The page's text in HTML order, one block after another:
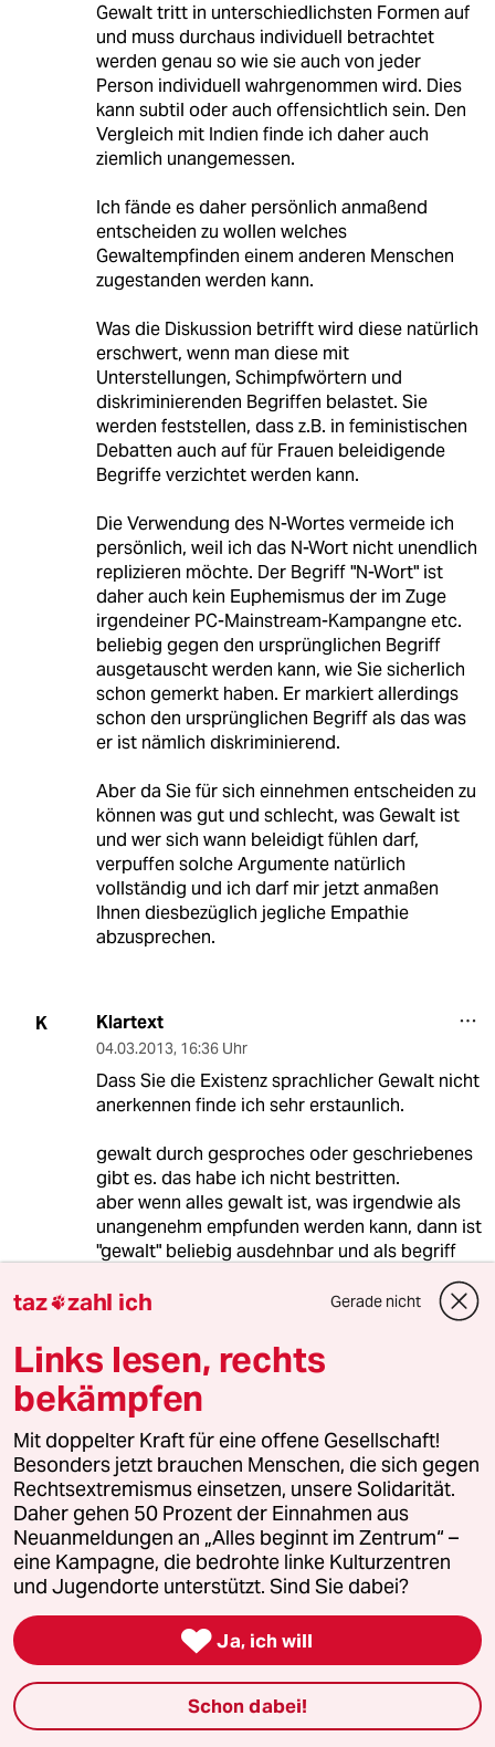
Gewalt tritt in unterschiedlichsten Formen auf
und muss durchaus individuell betrachtet
werden genau so wie sie auch von jeder
Person individuell wahrgenommen wird. Dies
kann subtil oder auch offensichtlich sein. Den
Vergleich mit Indien finde ich daher auch
ziemlich unangemessen.
Ich fände es daher persönlich anmaßend
entscheiden zu wollen welches
Gewaltempfinden einem anderen Menschen
zugestanden werden kann.
Was die Diskussion betrifft wird diese natürlich
erschwert, wenn man diese mit
Unterstellungen, Schimpfwörtern und
diskriminierenden Begriffen belastet. Sie
werden feststellen, dass z.B. in feministischen
Debatten auch auf für Frauen beleidigende
Begriffe verzichtet werden kann.
Die Verwendung des N-Wortes vermeide ich
persönlich, weil ich das N-Wort nicht unendlich
replizieren möchte. Der Begriff "N-Wort" ist
daher auch kein Euphemismus der im Zuge
irgendeiner PC-Mainstream-Kampangne etc.
beliebig gegen den ursprünglichen Begriff
ausgetauscht werden kann, wie Sie sicherlich
schon gemerkt haben. Er markiert allerdings
schon den ursprünglichen Begriff als das was
er ist nämlich diskriminierend.
Aber da Sie für sich einnehmen entscheiden zu
können was gut und schlecht, was Gewalt ist
und wer sich wann beleidigt fühlen darf,
verpuffen solche Argumente natürlich
vollständig und ich darf mir jetzt anmaßen
Ihnen diesbezüglich jegliche Empathie
abzusprechen.
K Klartext
04.03.2013, 16:36 Uhr
Dass Sie die Existenz sprachlicher Gewalt nicht
anerkennen finde ich sehr erstaunlich.
gewalt durch gesproches oder geschriebenes
gibt es. das habe ich nicht bestritten.
aber wenn alles gewalt ist, was irgendwie als
unangenehm empfunden werden kann, dann ist
"gewalt" beliebig ausdehnbar und als begriff
letztlich ist diese haltung auch zynisch
man den eltern der ermordeten inderin, dass
"neger" in einem kinderbuch aus den 50er
jahren mit dem gleichen begriff zu bezeichnen
ist wie der mord an ihrer tochter.
sie schreiben "N-Wort" und meinen, damit
etwas ganz dolle antirassistisches getan zu
haben. dabei ist das nur ein platzhalter und
kein bisschen weniger rassistisch, sondern
lediglich ein etikett, mit dem sie sich als "gut"
ausweisen. was meinen sie wohl, wie einfach es
für mich wäre, einfach auch "N-Wort" zu
schreiben und, schwups, "gut" zu sein. ich
müsste mir die mühe nicht machen, und diesen
scheinheiligen ablasshandel kritisieren.
taz zahl ich Gerade nicht
Links lesen, rechts
bekämpfen
Mit doppelter Kraft für eine offene Gesellschaft!
Besonders jetzt brauchen Menschen, die sich gegen
Rechtsextremismus einsetzen, unsere Solidarität.
Daher gehen 50 Prozent der Einnahmen aus
Neuanmeldungen an „Alles beginnt im Zentrum“ –
eine Kampagne, die bedrohte linke Kulturzentren
und Jugendorte unterstützt. Sind Sie dabei?
 Ja, ich will
Schon dabei!